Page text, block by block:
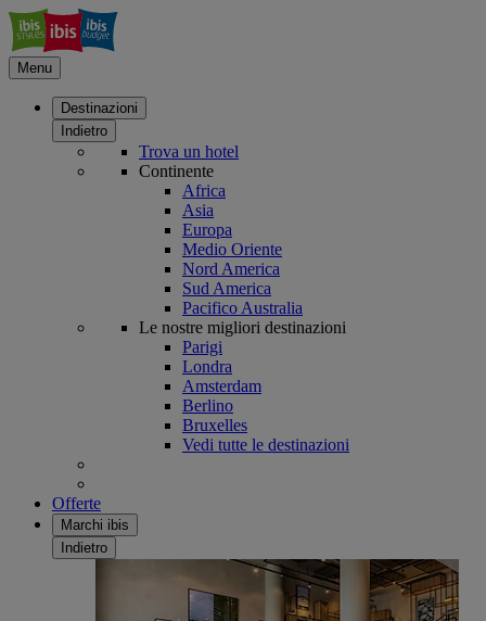
Menu
Destinazioni
Indietro
Trova un hotel
Continente
Africa
Asia
Europa
Medio Oriente
Nord America
Sud America
Pacifico Australia
Le nostre migliori destinazioni
Parigi
Londra
Amsterdam
Berlino
Bruxelles
Vedi tutte le destinazioni
Offerte
Marchi ibis
Indietro